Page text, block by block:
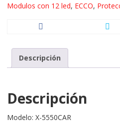
Modulos con 12 led, ECCO,
Descripción
Descripción
Modelo: X-5550CAR